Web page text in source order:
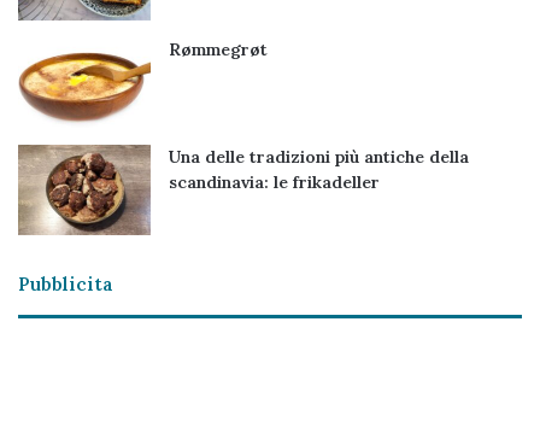
Rømmegrøt
Una delle tradizioni più antiche della
scandinavia: le frikadeller
Pubblicita